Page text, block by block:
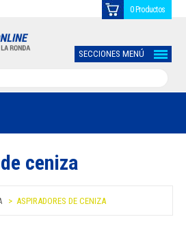
0 Productos
SECCIONES MENÚ
ceniza
ASPIRADORES DE CENIZA